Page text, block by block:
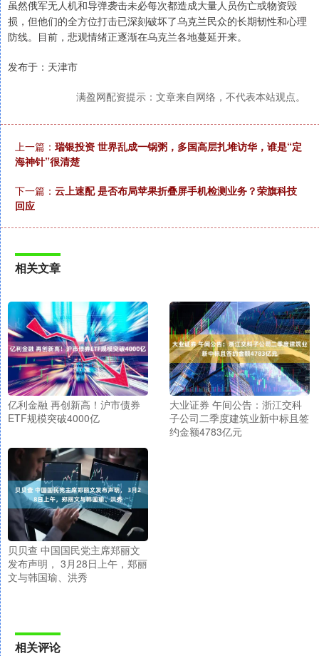
虽然俄军无人机和导弹袭击未必每次都造成大量人员伤亡或物资毁
损，但他们的全方位打击已深刻破坏了乌克兰民众的长期韧性和心理
防线。目前，悲观情绪正逐渐在乌克兰各地蔓延开来。
发布于：天津市
满盈网配资提示：文章来自网络，不代表本站观点。
上一篇： 瑞银投资 世界乱成一锅粥，多国高层扎堆访华，谁是“定
海神针”很清楚
下一篇： 云上速配 是否布局苹果折叠屏手机检测业务？荣旗科技
回应
相关文章
亿利金融 再创新高！沪市债券
ETF规模突破4000亿
大业证券 午间公告：浙江交科
子公司二季度建筑业新中标且签
约金额4783亿元
贝贝查 中国国民党主席郑丽文
发布声明， 3月28日上午，郑丽
文与韩国瑜、洪秀
相关评论